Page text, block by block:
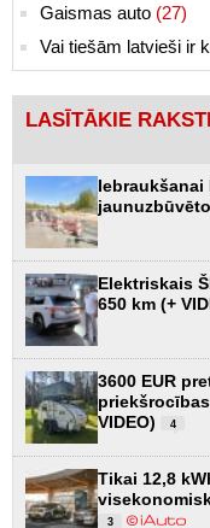
Gaismas auto (27)
Vai tiešām latvieši ir
LASĪTĀKIE RAKSTI
Elektriskais
650 km (+
3600 EUR
VIDEO)
4
Tikai 12,8
3